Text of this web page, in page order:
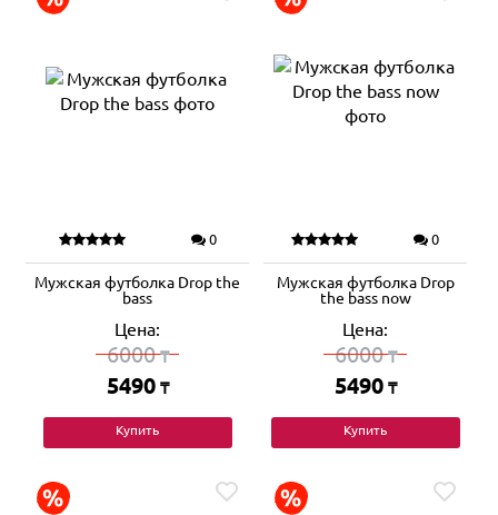
0
Мужская футболка Drop the
bass
Цена:
6000₸
5490 ₸
Купить
0
Мужская футболка Drop
the bass now
Цена:
6000₸
5490 ₸
Купить